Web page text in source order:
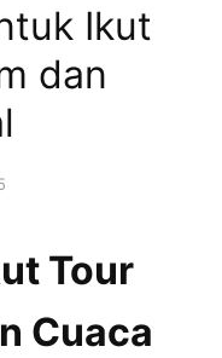
Ikut
dan
Tour
Cuaca